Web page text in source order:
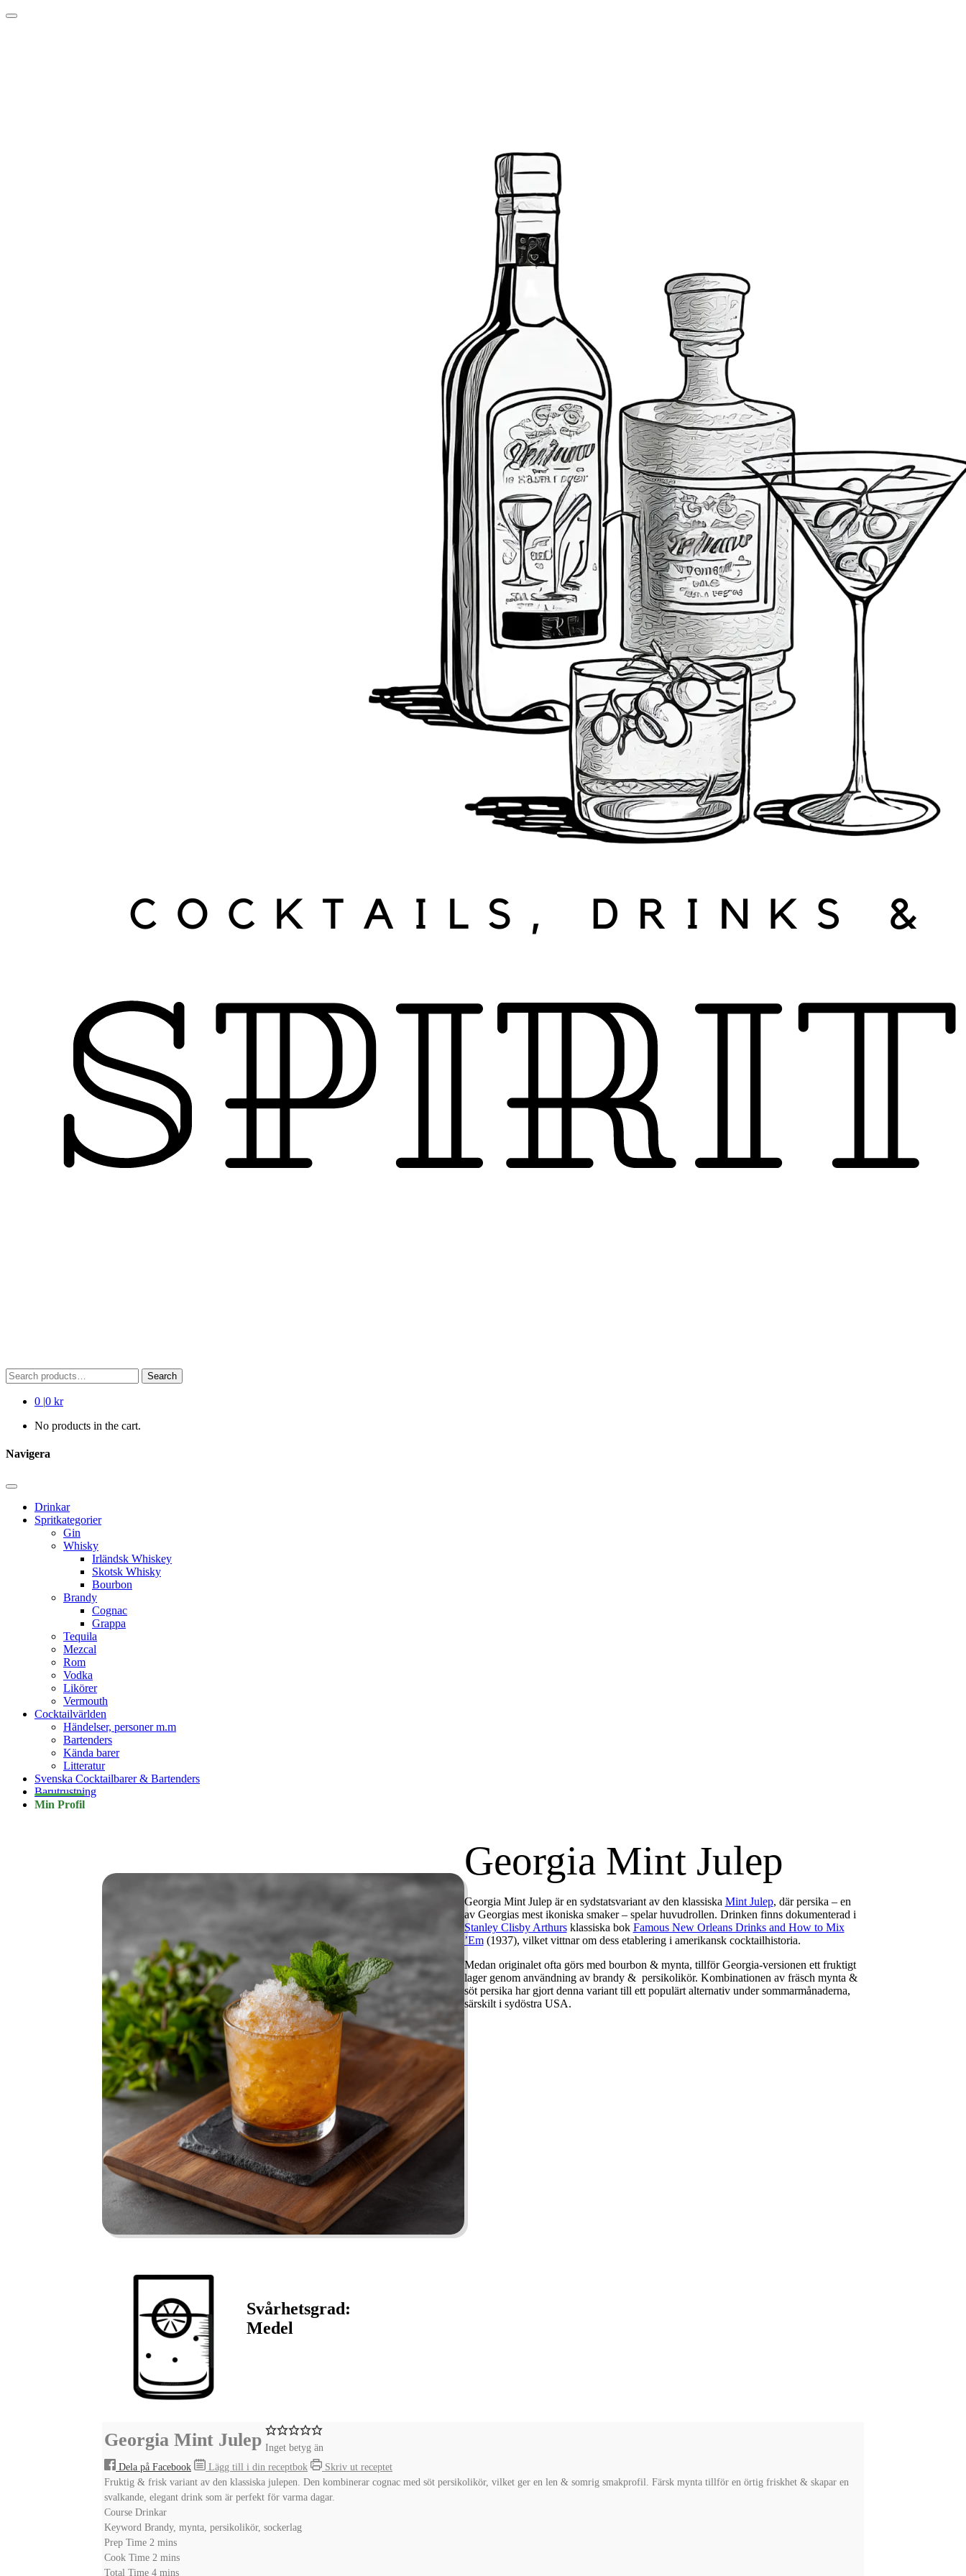
Skip
Search
for:
Search
0 |0 kr
No products in the cart.
Navigera
Drinkar
Spritkategorier
Gin
Whisky
Irländsk Whiskey
Skotsk Whisky
Bourbon
Brandy
Cognac
Grappa
Tequila
Mezcal
Rom
Vodka
Likörer
Vermouth
Cocktailvärlden
Händelser, personer m.m
Bartenders
Kända barer
Litteratur
Svenska Cocktailbarer & Bartenders
Barutrustning
Min Profil
Georgia Mint Julep
Georgia Mint Julepär en sydstatsvariant av den klassiska Mint Julep, där persika – en
av Georgias mest ikoniska smaker – spelar huvudrollen. Drinken finns dokumenterad i
Stanley Clisby Arthursklassiska bok Famous New Orleans Drinks and How to Mix
’Em(1937), vilket vittnar om dess etablering i amerikansk cocktailhistoria.
Medan originalet ofta görs med bourbon & mynta, tillför Georgia-versionen ett fruktigt
lager genom användning av brandy & persikolikör. Kombinationen av fräsch mynta &
söt persika har gjort denna variant till ett populärt alternativ under sommarmånaderna,
särskilt i sydöstra USA.
Svårhetsgrad:
Medel
Georgia Mint Julep Inget betyg än
Dela på Facebook
Lägg till i din receptbok
Skriv ut receptet
Fruktig & frisk variant av den klassiska julepen. Den kombinerar cognac med söt persikolikör, vilket ger en len & somrig smakprofil. Färsk mynta tillför en örtig friskhet & skapar en
svalkande, elegant drink som är perfekt för varma dagar.
Course Drinkar
Keyword Brandy, mynta, persikolikör, sockerlag
Prep Time 2 minutes
mins
Cook Time 2 minutes
mins
Total Time 4minutes
mins